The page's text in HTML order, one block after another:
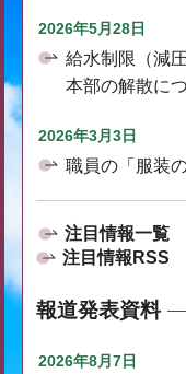
2026年5月28日
給水制限（減
本部の解散に
2026年3月3日
職員の「服装
注目情報一覧
注目情報RSS
報道発表資料
2026年8月7日